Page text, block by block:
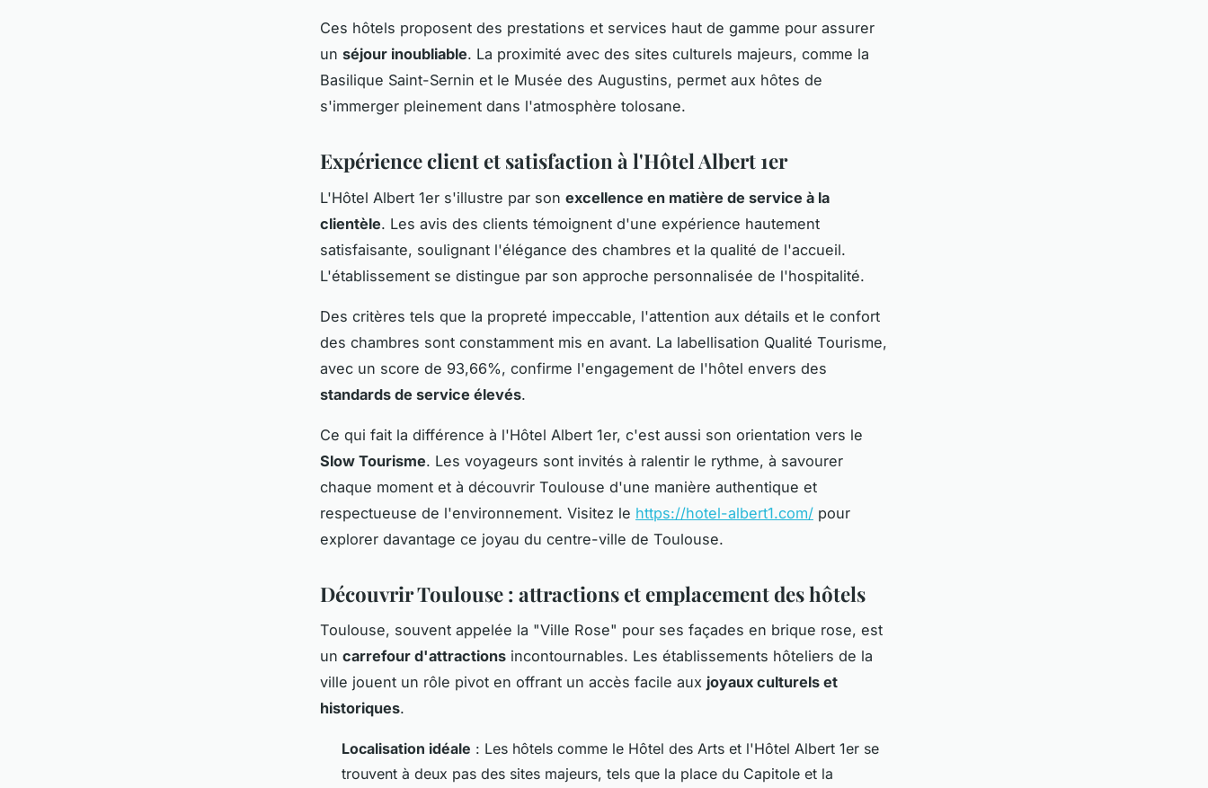
Ces hôtels proposent des prestations et services haut de gamme pour assurer
un séjour inoubliable. La proximité avec des sites culturels majeurs, comme la
Basilique Saint-Sernin et le Musée des Augustins, permet aux hôtes de
s'immerger pleinement dans l'atmosphère tolosane.
Expérience client et satisfaction à l'Hôtel Albert 1er
L'Hôtel Albert 1er s'illustre par son excellence en matière de service à la
clientèle. Les avis des clients témoignent d'une expérience hautement
satisfaisante, soulignant l'élégance des chambres et la qualité de l'accueil.
L'établissement se distingue par son approche personnalisée de l'hospitalité.
Des critères tels que la propreté impeccable, l'attention aux détails et le confort
des chambres sont constamment mis en avant. La labellisation Qualité Tourisme,
avec un score de 93,66%, confirme l'engagement de l'hôtel envers des
standards de service élevés.
Ce qui fait la différence à l'Hôtel Albert 1er, c'est aussi son orientation vers le
Slow Tourisme. Les voyageurs sont invités à ralentir le rythme, à savourer
chaque moment et à découvrir Toulouse d'une manière authentique et
respectueuse de l'environnement. Visitez le https://hotel-albert1.com/ pour
explorer davantage ce joyau du centre-ville de Toulouse.
Découvrir Toulouse : attractions et emplacement des hôtels
Toulouse, souvent appelée la "Ville Rose" pour ses façades en brique rose, est
un carrefour d'attractions incontournables. Les établissements hôteliers de la
ville jouent un rôle pivot en offrant un accès facile aux joyaux culturels et
historiques.
Localisation idéale : Les hôtels comme le Hôtel des Arts et l'Hôtel Albert 1er se
trouvent à deux pas des sites majeurs, tels que la place du Capitole et la